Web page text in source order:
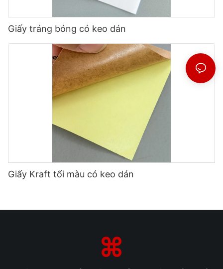
Giấy tráng bóng có keo dán
Giấy Kraft tối màu có keo dán